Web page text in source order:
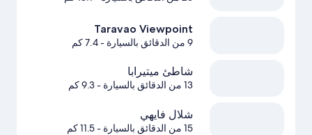
Taravao Viewpoint
9 من الدقائق بالسيارة - 7.4 كم
شاطئ ميتيرابا
13 من الدقائق بالسيارة - 9.3 كم
شلال فايهي
15 من الدقائق بالسيارة - 11.5 كم